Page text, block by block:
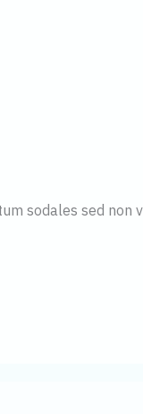
sodales sed non